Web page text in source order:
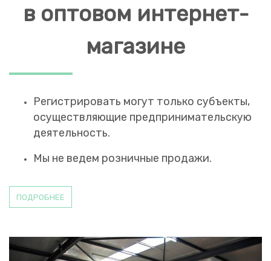
в оптовом интернет-
магазине
Регистрировать могут только субъекты,
осуществляющие предпринимательскую
деятельность.
Мы не ведем розничные продажи.
ПОДРОБНЕЕ